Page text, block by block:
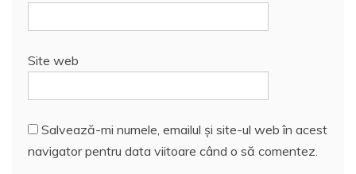
Site web
Salvează-mi numele, emailul și site-ul web în acest
navigator pentru data viitoare când o să comentez.